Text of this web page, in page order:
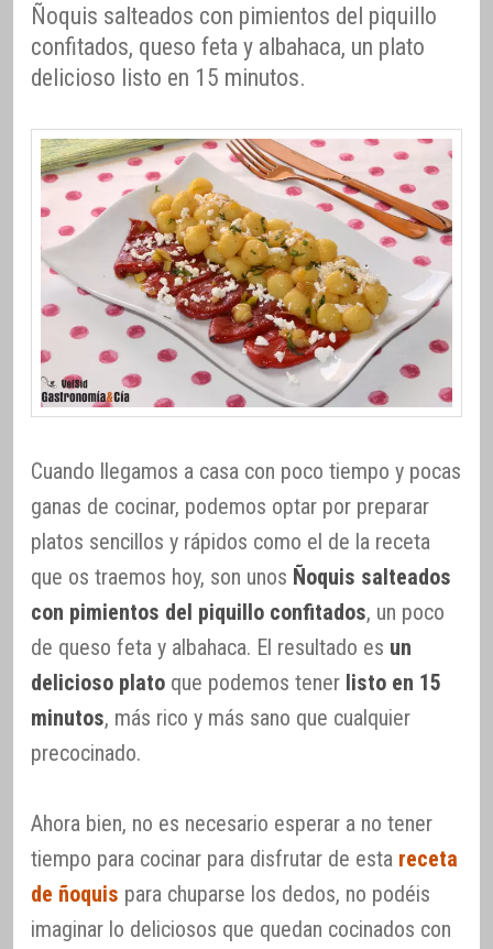
Ñoquis salteados con pimientos del piquillo
confitados, queso feta y albahaca, un plato
delicioso listo en 15 minutos.
Cuando llegamos a casa con poco tiempo y pocas
ganas de cocinar, podemos optar por preparar
platos sencillos y rápidos como el de la receta
que os traemos hoy, son unos Ñoquis salteados
con pimientos del piquillo confitados, un poco
de queso feta y albahaca. El resultado es un
delicioso plato que podemos tener listo en 15
minutos, más rico y más sano que cualquier
precocinado.
Ahora bien, no es necesario esperar a no tener
tiempo para cocinar para disfrutar de esta receta
de ñoquis para chuparse los dedos, no podéis
imaginar lo deliciosos que quedan cocinados con